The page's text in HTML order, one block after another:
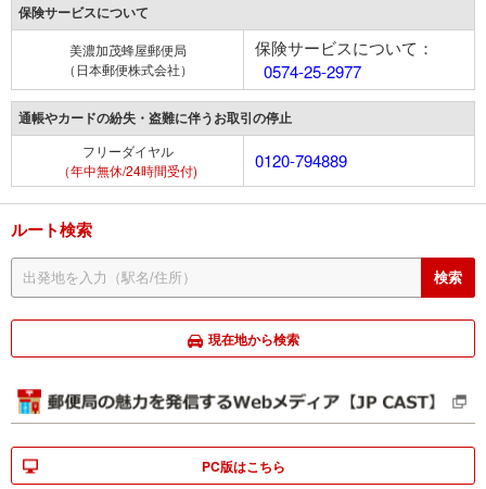
保険サービスについて
美濃加茂蜂屋郵便局
（日本郵便株式会社）
保険サービスについて：
0574-25-2977
通帳やカードの紛失・盗難に伴うお取引の停止
フリーダイヤル
（年中無休/24時間受付)
0120-794889
ルート検索
現在地から検索
PC版はこちら